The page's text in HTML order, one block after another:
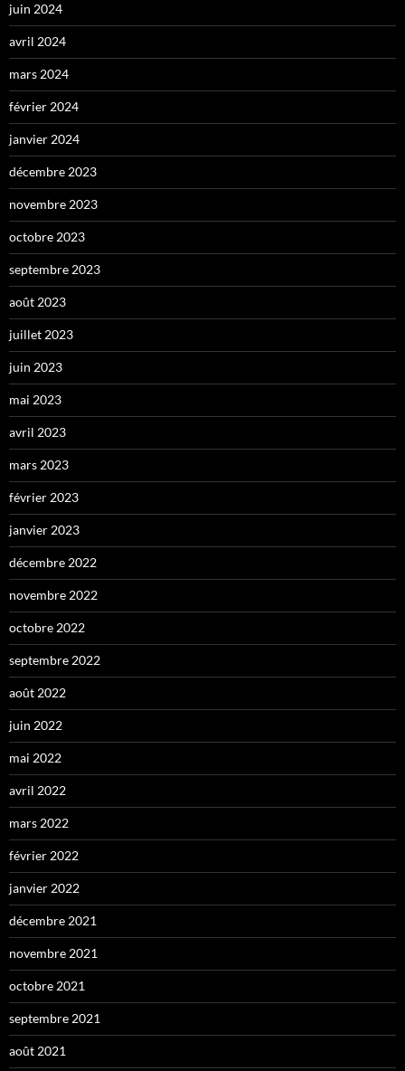
juin 2024
avril 2024
mars 2024
février 2024
janvier 2024
décembre 2023
novembre 2023
octobre 2023
septembre 2023
août 2023
juillet 2023
juin 2023
mai 2023
avril 2023
mars 2023
février 2023
janvier 2023
décembre 2022
novembre 2022
octobre 2022
septembre 2022
août 2022
juin 2022
mai 2022
avril 2022
mars 2022
février 2022
janvier 2022
décembre 2021
novembre 2021
octobre 2021
septembre 2021
août 2021